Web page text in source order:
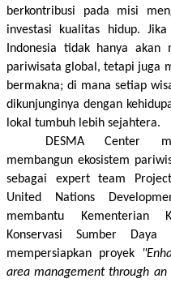
berkontribusi pada misi
investasi kualitas hidup.
Indonesia tidak hanya akan
pariwisata global, tetapi juga
bermakna; di mana setiap
dikunjunginya dengan
lokal tumbuh lebih sejahtera.
DESMA Center
membangun ekosistem
sebagai expert team
United Nations
membantu Kementerian
Konservasi Sumber Daya
mempersiapkan proyek
area management through